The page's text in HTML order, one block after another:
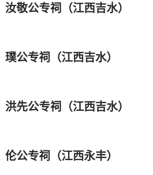
汝敬公专祠（江西吉水）
璞公专祠（江西吉水）
洪先公专祠（江西吉水）
伦公专祠（江西永丰）